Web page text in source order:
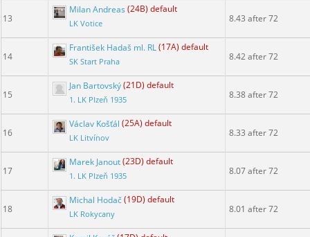
13
Milan Andreas (24B) default
LK Votice 8.43 after 72
14
František Hadaš ml. RL(17A) default
SK Start Praha 8.42 after 72
15
Jan Bartovský(21D) default
1. LK Plzeň 1935 8.38 after 72
16
Václav Košťál (25A) default
LK Litvínov 8.33 after 72
17
Marek Janout(23D) default
1. LK Plzeň 1935 8.07 after 72
18
Michal Hodač(19D) default
LK Rokycany 8.01 after 72